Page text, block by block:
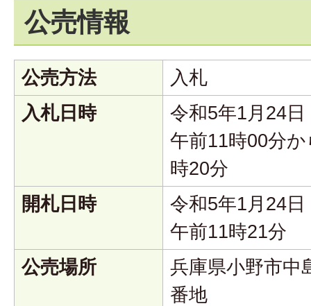
公売情報
公売方法
入札
入札日時
令和5年1月24日
午前11時00分
時20分
開札日時
令和5年1月24日
午前11時21分
公売場所
兵庫県小野市中
番地